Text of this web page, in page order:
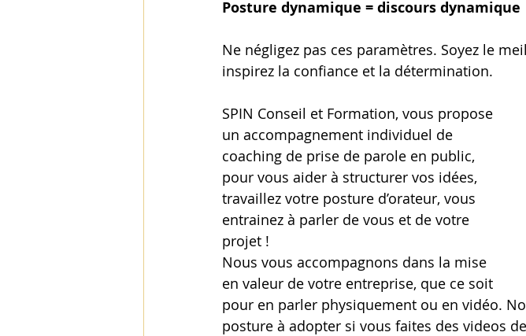
Posture dynamique = discours dynamique
Ne négligez pas ces paramètres. Soyez le
inspirez la confiance et la détermination.
SPIN Conseil et Formation, vous propose
un accompagnement individuel de
coaching de prise de parole en public,
pour vous aider à structurer vos idées,
travaillez votre posture d’orateur, vous
entrainez à parler de vous et de votre
projet !
Nous vous accompagnons dans la mise
en valeur de votre entreprise, que ce soit
pour en parler physiquement ou en vidéo.
posture à adopter si vous faites des videos